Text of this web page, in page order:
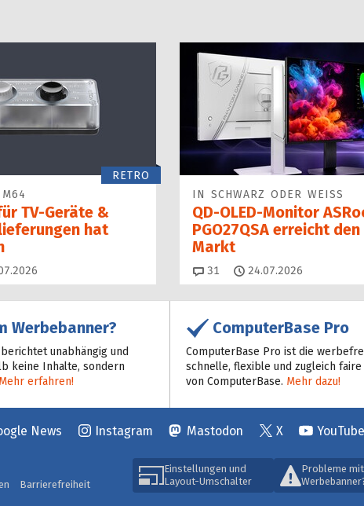
RETRO
M64
TV-Geräte &
hat
IN SCHWARZ ODER WEISS
QD-OLED-Monitor
PGO27QSA erreicht den
Markt
31 Kommentare
24.07.2026
Werbebanner?
unabhängig und
keine Inhalte, sondern
Mehr erfahren!
ComputerBase Pro
ComputerBase Pro ist die
schnelle, flexible und zugleich faire
von ComputerBase. Mehr dazu!
News Instagram Mastodon X YouTube
Einstellungen und
Layout-Umschalter
Probleme
Barrierefreiheit